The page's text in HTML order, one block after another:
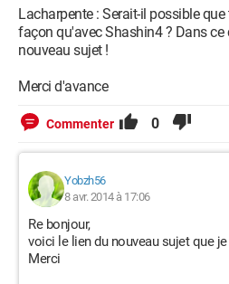
Lacharpente : Serait-il possible
façon qu'avec Shashin4 ? Dans ce
nouveau sujet !
Merci d'avance
Commenter 0
Yobzh56
8 avr. 2014 à 17:06
Re bonjour,
voici le lien du nouveau sujet que
Merci